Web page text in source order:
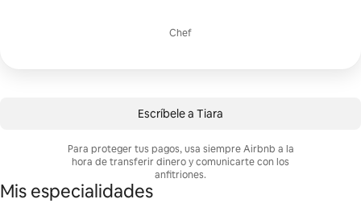
Chef
Escríbele a Tiara
Para proteger tus pagos, usa siempre Airbnb a la
hora de transferir dinero y comunicarte con los
anfitriones.
Mis especialidades